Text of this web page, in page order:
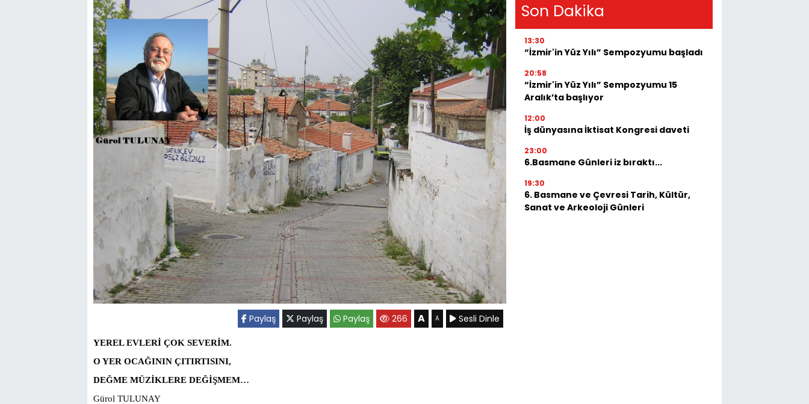
Paylaş Paylaş Paylaş 266 A A Sesli Dinle
YEREL EVLERİ ÇOK SEVERİM.
O YER OCAĞININ ÇITIRTISINI,
DEĞME MÜZİKLERE DEĞİŞMEM…
Gürol TULUNAY
Son Dakika
13:30
“İzmir'in Yüz Yılı” Sempozyumu başladı
20:58
“İzmir'in Yüz Yılı” Sempozyumu 15
Aralık’ta başlıyor
12:00
İş dünyasına İktisat Kongresi daveti
23:00
6.Basmane Günleri iz bıraktı...
19:30
6. Basmane ve Çevresi Tarih, Kültür,
Sanat ve Arkeoloji Günleri